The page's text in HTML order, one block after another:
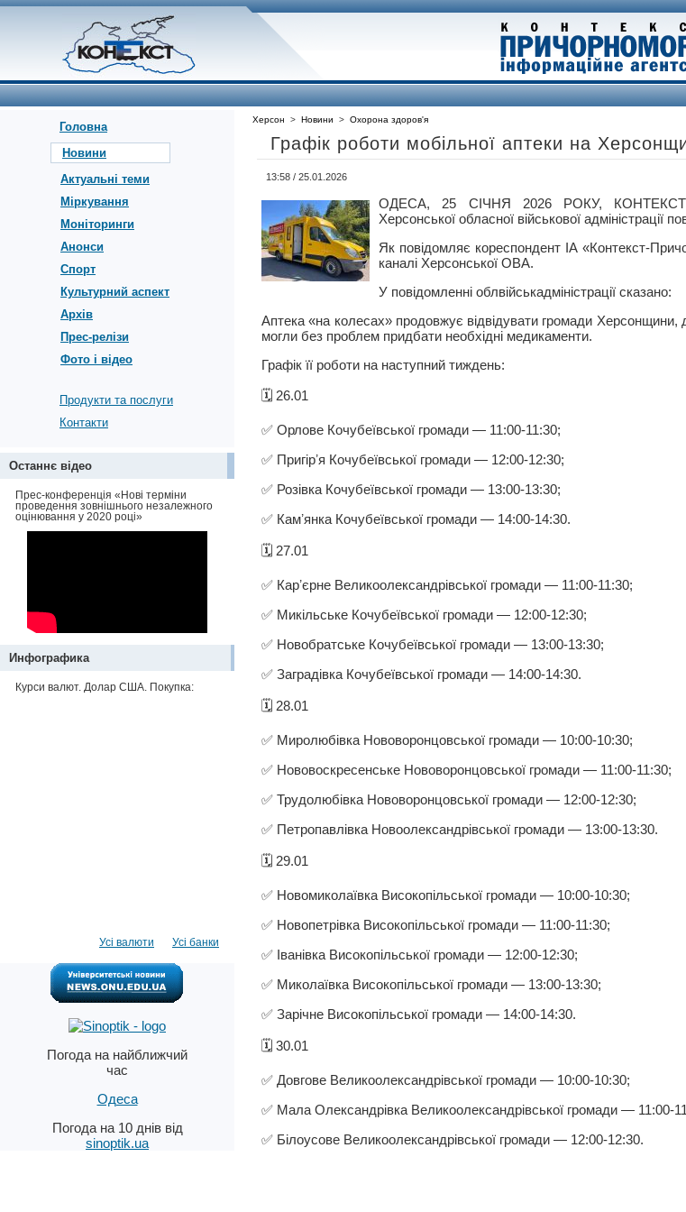
Головна
Новини
Актуальні теми
Міркування
Моніторинги
Анонси
Спорт
Культурний аспект
Архів
Прес-релізи
Фото і відео
Продукти та послуги
Контакти
Останнє відео
Прес-конференція «Нові терміни
проведення зовнішнього незалежного
оцінювання у 2020 році»
Инфографика
Курси валют. Долар США. Покупка:
Усі банки
Усі валюти
Погода на найближчий
час
Одеса
Погода на 10 днів від
sinoptik.ua
Херсон > Новини > Охорона здоров'я
Графік роботи мобільної аптеки на
13:58 / 25.01.2026
ОДЕСА, 25 СІЧНЯ 2026 РОКУ,
Херсонської обласної військової адміністрації
Як повідомляє кореспондент ІА «Контекст-
каналі Херсонської ОВА.
У повідомленні облвійськадміністрації сказано:
Аптека «на колесах» продовжує відвідувати громади
могли без проблем придбати необхідні медикаменти.
Графік її роботи на наступний тиждень:
🗓️ 26.01
✅ Орлове Кочубеївської громади — 11:00-11:30;
✅ Пригірʼя Кочубеївської громади — 12:00-12:30;
✅ Розівка Кочубеївської громади — 13:00-13:30;
✅ Камʼянка Кочубеївської громади — 14:00-14:30.
🗓️ 27.01
✅ Карʼєрне Великоолександрівської громади — 11:00-11:30;
✅ Микільське Кочубеївської громади — 12:00-12:30;
✅ Новобратське Кочубеївської громади — 13:00-13:30;
✅ Заградівка Кочубеївської громади — 14:00-14:30.
🗓️ 28.01
✅ Миролюбівка Нововоронцовської громади — 10:00-10:30;
✅ Нововоскресенське Нововоронцовської громади — 11:00-11:30;
✅ Трудолюбівка Нововоронцовської громади — 12:00-12:30;
✅ Петропавлівка Новоолександрівської громади — 13:00-13:30.
🗓️ 29.01
✅ Новомиколаївка Високопільської громади — 10:00-10:30;
✅ Новопетрівка Високопільської громади — 11:00-11:30;
✅ Іванівка Високопільської громади — 12:00-12:30;
✅ Миколаївка Високопільської громади — 13:00-13:30;
✅ Зарічне Високопільської громади — 14:00-14:30.
🗓️ 30.01
✅ Довгове Великоолександрівської громади — 10:00-10:30;
✅ Мала Олександрівка Великоолександрівської громади — 11:00-
✅ Білоусове Великоолександрівської громади — 12:00-12:30.